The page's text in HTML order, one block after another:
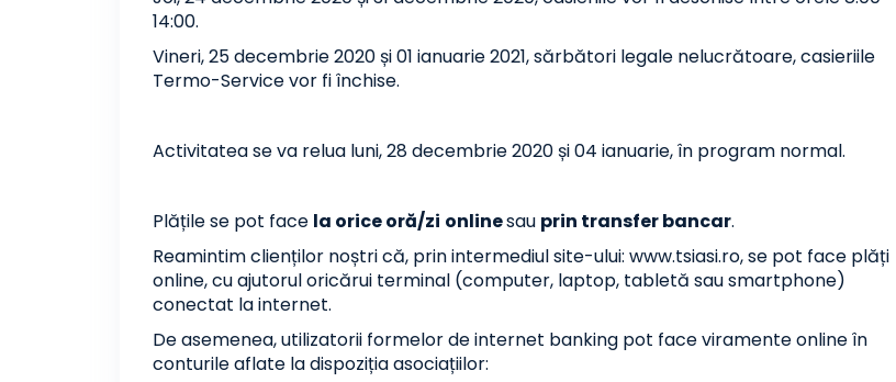
14:00.
Vineri, 25 decembrie 2020 și 01 ianuarie 2021, sărbători legale nelucrătoare, casieriile
Termo-Service vor fi închise.
Activitatea se va relua luni, 28 decembrie 2020 și 04 ianuarie, în program normal.
Plățile se pot face la orice oră/zi onlinesau prin transfer bancar.
Reamintim clienților noștri că, prin intermediul site-ului: www.tsiasi.ro, se pot face plăți
online, cu ajutorul oricărui terminal (computer, laptop, tabletă sau smartphone)
conectat la internet.
De asemenea, utilizatorii formelor de internet banking pot face viramente online în
conturile aflate la dispoziția asociațiilor: